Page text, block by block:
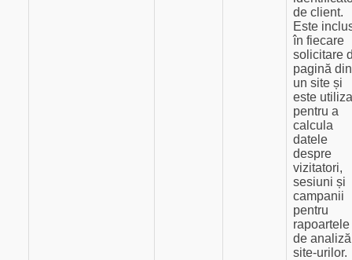
de client.
Este
în fiecare
solicitare
pagină
un site și
este
pentru a
calcula
datele
despre
vizitatori,
sesiuni și
campanii
pentru
rapoartele
de
site-urilor.